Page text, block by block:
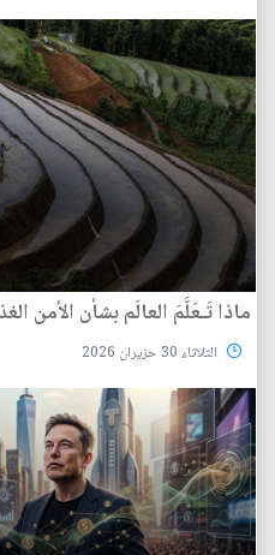
ماذا تَـعَلَّمَ العالَم بشأن الأمن
الثلاثاء 30 حزيران 2026